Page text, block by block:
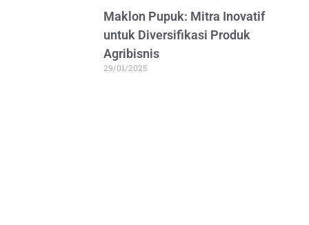
Maklon Pupuk: Mitra Inovatif
untuk Diversifikasi Produk
Agribisnis
29/01/2025